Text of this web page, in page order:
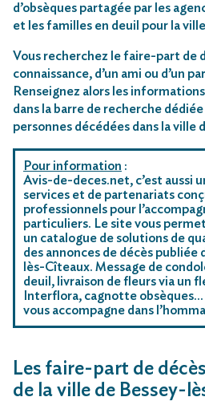
d’obsèques partagée par les
et les familles en deuil pour la
Vous recherchez le faire-part de
connaissance, d’un ami ou d’un
Renseignez alors les
dans la barre de recherche
personnes décédées dans la ville
Pour information :
Avis-de-deces.net, c’est aussi
services et de partenariats
professionnels pour
particuliers. Le site vous
un catalogue de solutions de
des annonces de décès publiée
lès-Cîteaux. Message de
deuil, livraison de fleurs via un
Interflora, cagnotte
vous accompagne dans
Les faire-part de
de la ville de Bessey-